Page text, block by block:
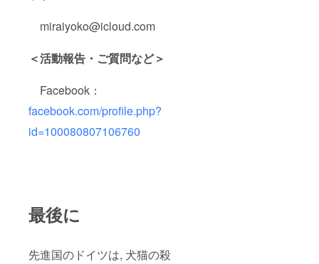
miraiyoko@icloud.com
＜活動報告・ご質問など＞
Facebook：
facebook.com/profile.php?
id=100080807106760
最後に
先進国のドイツは, 犬猫の殺